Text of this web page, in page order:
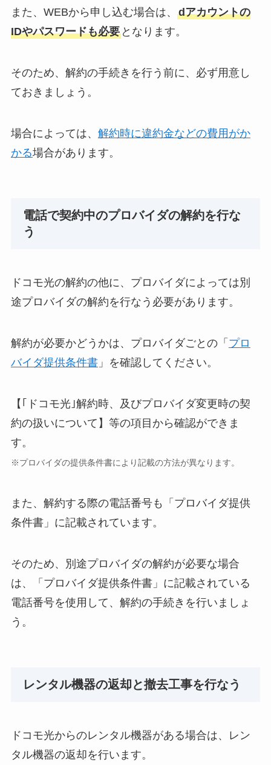
また、WEBから申し込む場合は、 dアカウントの
IDやパスワードも必要となります。
そのため、解約の手続きを行う前に、必ず用意し
ておきましょう。
場合によっては、 解約時に違約金などの費用がか
かる場合があります。
電話で契約中のプロバイダの解約を行な
う
ドコモ光の解約の他に、プロバイダによっては別
途プロバイダの解約を行なう必要があります。
解約が必要かどうかは、プロバイダごとの「 プロ
バイダ提供条件書」を確認してください。
【｢ドコモ光｣解約時、及びプロバイダ変更時の契
約の扱いについて】等の項目から確認ができま
す。
※プロバイダの提供条件書により記載の方法が異なります。
また、解約する際の電話番号も「プロバイダ提供
条件書」に記載されています。
そのため、別途プロバイダの解約が必要な場合
は、「プロバイダ提供条件書」に記載されている
電話番号を使用して、解約の手続きを行いましょ
う。
レンタル機器の返却と撤去工事を行なう
ドコモ光からのレンタル機器がある場合は、レン
タル機器の返却を行います。